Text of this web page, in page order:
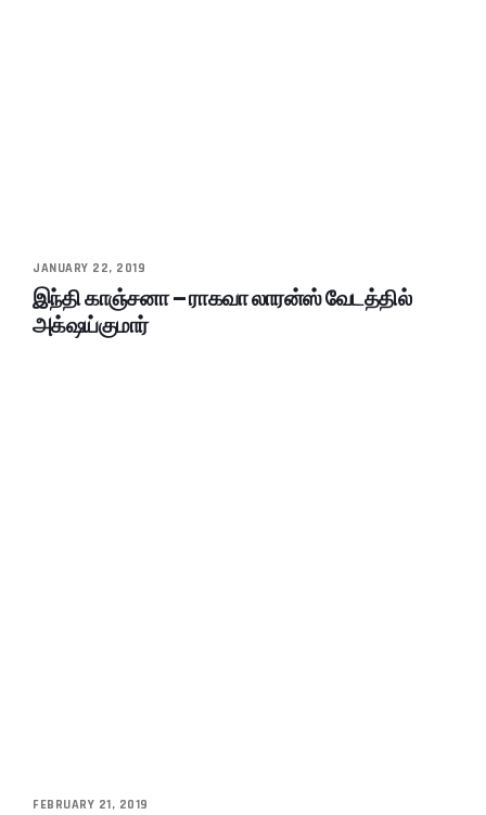
JANUARY 22, 2019
இந்தி காஞ்சனா – ராகவா லாரன்ஸ் வேடத்தில்
அக்‌ஷய்குமார்
FEBRUARY 21, 2019